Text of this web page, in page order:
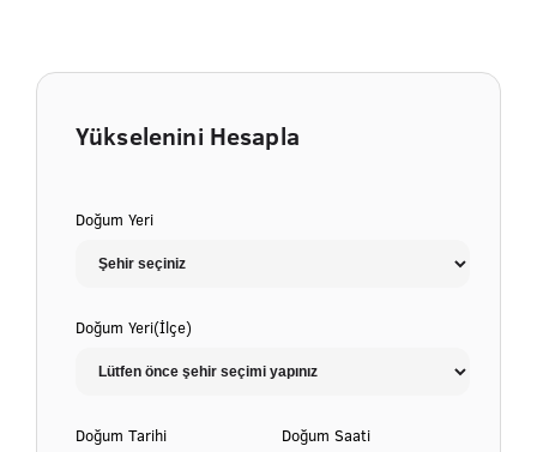
Yükselenini Hesapla
Doğum Yeri
Doğum Yeri(İlçe)
Doğum Tarihi Doğum Saati